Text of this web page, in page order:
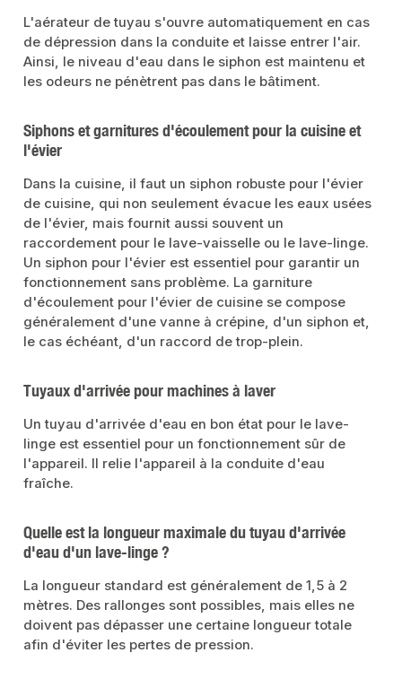
L'aérateur de tuyau s'ouvre automatiquement en cas
de dépression dans la conduite et laisse entrer l'air.
Ainsi, le niveau d'eau dans le siphon est maintenu et
les odeurs ne pénètrent pas dans le bâtiment.
Siphons et garnitures d'écoulement pour la cuisine et
l'évier
Dans la cuisine, il faut un siphon robuste pour l'évier
de cuisine, qui non seulement évacue les eaux usées
de l'évier, mais fournit aussi souvent un
raccordement pour le lave-vaisselle ou le lave-linge.
Un siphon pour l'évier est essentiel pour garantir un
fonctionnement sans problème. La garniture
d'écoulement pour l'évier de cuisine se compose
généralement d'une vanne à crépine, d'un siphon et,
le cas échéant, d'un raccord de trop-plein.
Tuyaux d'arrivée pour machines à laver
Un tuyau d'arrivée d'eau en bon état pour le lave-
linge est essentiel pour un fonctionnement sûr de
l'appareil. Il relie l'appareil à la conduite d'eau
fraîche.
Quelle est la longueur maximale du tuyau d'arrivée
d'eau d'un lave-linge ?
La longueur standard est généralement de 1,5 à 2
mètres. Des rallonges sont possibles, mais elles ne
doivent pas dépasser une certaine longueur totale
afin d'éviter les pertes de pression.